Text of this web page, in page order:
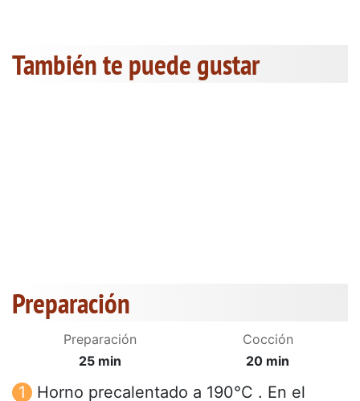
También te puede gustar
Preparación
Preparación
25 min
Cocción
20 min
Horno precalentado a 190°C . En el